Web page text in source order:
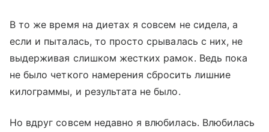
В то же время на диетах я совсем не сидела, а
если и пыталась, то просто срывалась с них, не
выдерживая слишком жестких рамок. Ведь пока
не было четкого намерения сбросить лишние
килограммы, и результата не было.
Но вдруг совсем недавно я влюбилась. Влюбилась